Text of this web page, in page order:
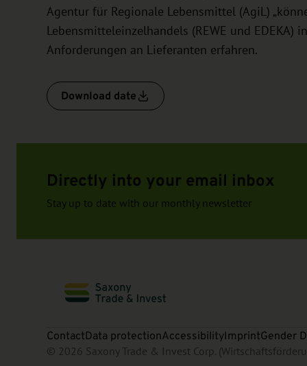
Agentur für Regionale Lebensmittel (AgiL)
Lebensmitteleinzelhandels (REWE und
Anforderungen an Lieferanten erfahren.
Download date
Directly into your email inbox
Stay up to date with our monthly newsletter
ContactData protectionAccessibilityImprintGender
© 2026 Saxony Trade & Invest Corp.